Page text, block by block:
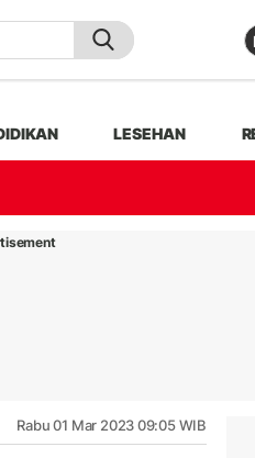
LESEHAN
Rabu 01 Mar 2023 09:05 WIB